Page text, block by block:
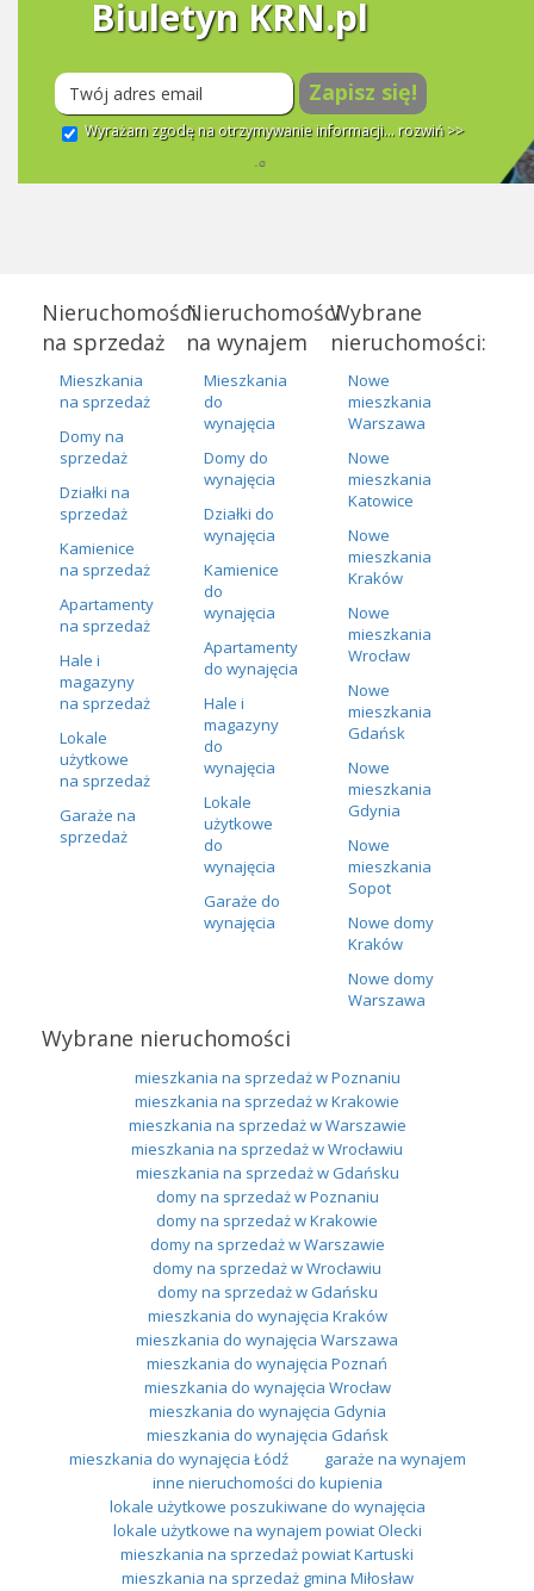
Biuletyn KRN.pl
Zapisz się!
Wyrażam zgodę na otrzymywanie informacji... rozwiń >>
Nieruchomości
na sprzedaż
Mieszkania
na sprzedaż
Domy na
sprzedaż
Działki na
sprzedaż
Kamienice
na sprzedaż
Apartamenty
na sprzedaż
Hale i
magazyny
na sprzedaż
Lokale
użytkowe
na sprzedaż
Garaże na
sprzedaż
Nieruchomości
na wynajem
Mieszkania
do
wynajęcia
Domy do
wynajęcia
Działki do
wynajęcia
Kamienice
do
wynajęcia
Apartamenty
do wynajęcia
Hale i
magazyny
do
wynajęcia
Lokale
użytkowe
do
wynajęcia
Garaże do
wynajęcia
Wybrane
nieruchomości:
Nowe
mieszkania
Warszawa
Nowe
mieszkania
Katowice
Nowe
mieszkania
Kraków
Nowe
mieszkania
Wrocław
Nowe
mieszkania
Gdańsk
Nowe
mieszkania
Gdynia
Nowe
mieszkania
Sopot
Nowe domy
Kraków
Nowe domy
Warszawa
Wybrane nieruchomości
mieszkania na sprzedaż w Poznaniu
mieszkania na sprzedaż w Krakowie
mieszkania na sprzedaż w Warszawie
mieszkania na sprzedaż w Wrocławiu
mieszkania na sprzedaż w Gdańsku
domy na sprzedaż w Poznaniu
domy na sprzedaż w Krakowie
domy na sprzedaż w Warszawie
domy na sprzedaż w Wrocławiu
domy na sprzedaż w Gdańsku
mieszkania do wynajęcia Kraków
mieszkania do wynajęcia Warszawa
mieszkania do wynajęcia Poznań
mieszkania do wynajęcia Wrocław
mieszkania do wynajęcia Gdynia
mieszkania do wynajęcia Gdańsk
mieszkania do wynajęcia Łódź
garaże na wynajem
inne nieruchomości do kupienia
lokale użytkowe poszukiwane do wynajęcia
lokale użytkowe na wynajem powiat Olecki
mieszkania na sprzedaż powiat Kartuski
mieszkania na sprzedaż gmina Miłosław